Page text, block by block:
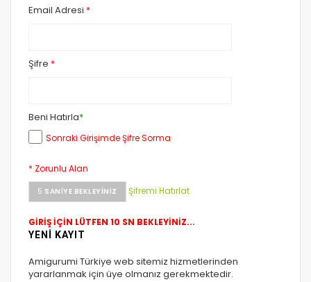
Email Adresi *
Şifre *
Beni Hatırla*
Sonraki Girişimde Şifre Sorma
* Zorunlu Alan
5 SANIYE BEKLEYINIZ Şifremi Hatırlat
GİRİŞ İÇİN LÜTFEN 10 SN BEKLEYİNİZ...
YENİ KAYIT
Amigurumi Türkiye web sitemiz hizmetlerinden
yararlanmak için üye olmanız gerekmektedir.